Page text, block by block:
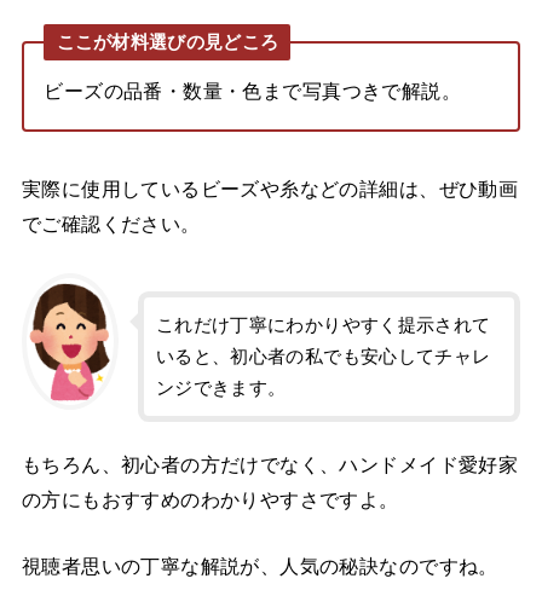
ここが材料選びの見どころ
ビーズの品番・数量・色まで写真つきで解説。
実際に使用しているビーズや糸などの詳細は、ぜひ動画
でご確認ください。
これだけ丁寧にわかりやすく提示されて
いると、初心者の私でも安心してチャレ
ンジできます。
もちろん、初心者の方だけでなく、ハンドメイド愛好家
の方にもおすすめのわかりやすさですよ。
視聴者思いの丁寧な解説が、人気の秘訣なのですね。